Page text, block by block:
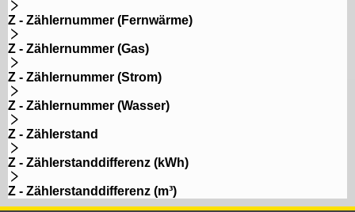
Z - Zählernummer (Fernwärme)
Z - Zählernummer (Gas)
Z - Zählernummer (Strom)
Z - Zählernummer (Wasser)
Z - Zählerstand
Z - Zählerstanddifferenz (kWh)
Z - Zählerstanddifferenz (m³)